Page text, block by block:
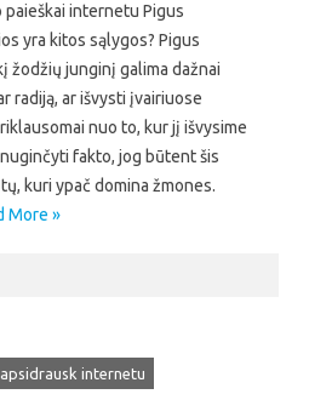
paieškai internetu Pigus
yra kitos sąlygos? Pigus
žodžių junginį galima dažnai
radiją, ar išvysti įvairiuose
nuo to, kur jį išvysime
fakto, jog būtent šis
kuri ypač domina žmones.
More »
apsidrausk internetu